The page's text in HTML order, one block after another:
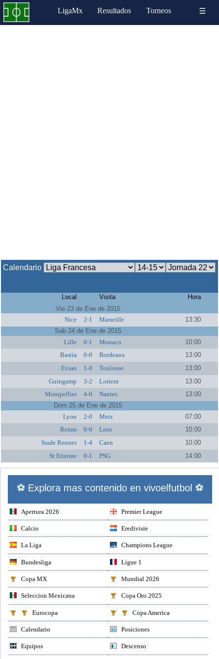
LigaMx Resultados Torneos ☰
Calendario
Local Visita
Hora
Vie 23 de Ene de 2015
Nice
2-1 Marseille
13:30
Sab 24 de Ene de 2015
Lille
0-1 Monaco
10:00
Bastia
0-0 Bordeaux
13:00
Evian
1-0 Toulouse
13:00
Guingamp
3-2 Lorient
13:00
Montpellier
4-0 Nantes
13:00
Dom 25 de Ene de 2015
Lyon
2-0 Metz
07:00
Reims
0-0 Lens
10:00
Stade Rennes
1-4 Caen
10:00
St Etienne
0-1 PSG 14:00
⚽ Explora mas contenido en vivoelfutbol ⚽
Apertura 2026 Premier League
Calcio Eredivisie
La Liga Champions League
Bundesliga Ligue 1
Copa MX Mundial 2026
Seleccion Mexicana Copa Oro 2025
Eurocopa Copa America
Calendario Posiciones
Equipos Descenso